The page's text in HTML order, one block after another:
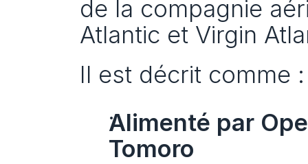
de la compagnie
Atlantic et Virgin
Il est décrit comme :
Alimenté par
Tomoro